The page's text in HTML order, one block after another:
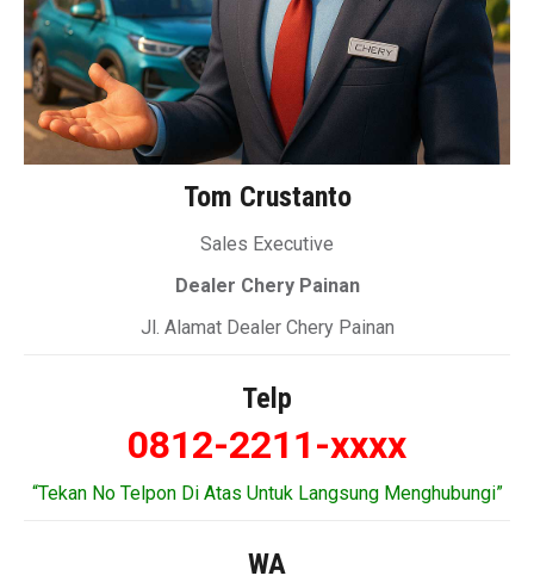
Tom Crustanto
Sales Executive
Dealer Chery Painan
Jl. Alamat Dealer Chery Painan
Telp
0812-2211-xxxx
“Tekan No Telpon Di Atas Untuk Langsung Menghubungi”
WA